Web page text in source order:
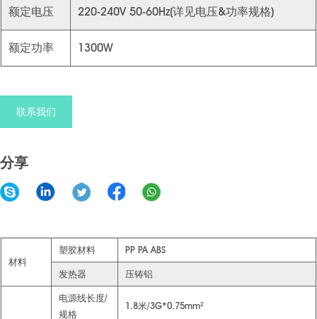
额定电压 220-240V 50-60Hz(详见电压&功率规格)
额定功率 1300W
联系我们
分享
材料
塑胶材料 PP PA ABS
发热器 压铸铝
电源线长度/
规格
1.8米/3G*0.75mm²